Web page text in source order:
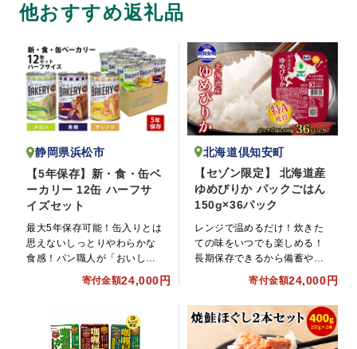
他おすすめ返礼品
静岡県浜松市
【5年保存】新・食・缶ベ
ーカリー 12缶 ハーフサ
イズセット
最大5年保存可能！缶入りとは
思えないしっとりやわらかな
食感！パン職人が「おいし
さ」にとことんこだわりまし
た。地震や災害時の防災用備
寄付金額24,000円
北海道倶知安町
【セゾン限定】 北海道産
ゆめぴりか パックごはん
150g×36パック
レンジで温めるだけ！炊きた
ての味をいつでも楽しめる！
長期保存できるから備蓄や仕
送りにもぴったり。北海道産
『ゆめぴりか』パックごはん
150g×計36パックセットで
す。
寄付金額24,000円